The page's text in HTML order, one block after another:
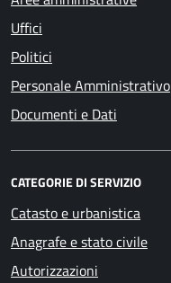
Uffici
Politici
Personale Amministrativo
Documenti e Dati
CATEGORIE DI SERVIZIO
Catasto e urbanistica
Anagrafe e stato civile
Autorizzazioni